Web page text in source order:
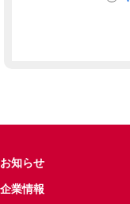
お知らせ
企業情報